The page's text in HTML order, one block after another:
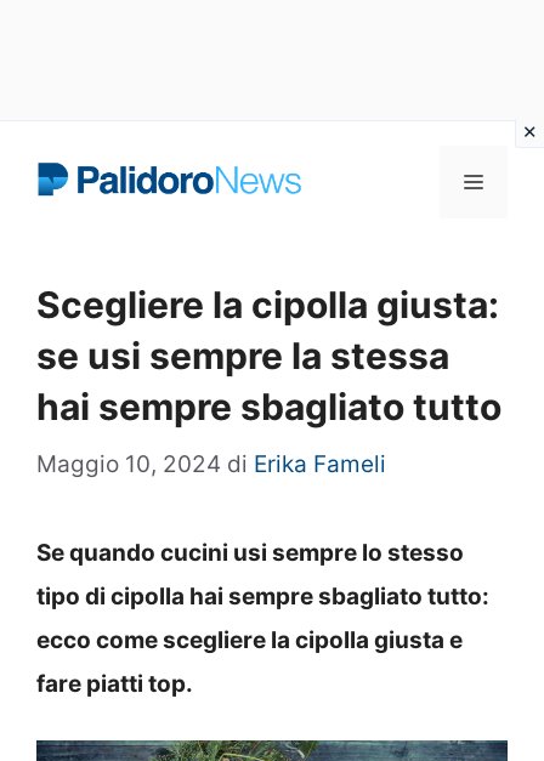
Menu
Scegliere la cipolla giusta:
se usi sempre la stessa
hai sempre sbagliato tutto
Maggio 10, 2024 di Erika Fameli
Se quando cucini usi sempre lo stesso
tipo di cipolla hai sempre sbagliato tutto:
ecco come scegliere la cipolla giusta e
fare piatti top.